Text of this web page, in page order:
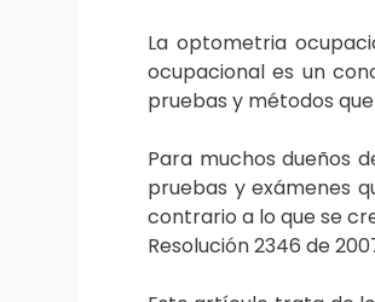
La optometria
ocupacional es un
pruebas y métodos
Para muchos dueños
pruebas y exámenes
contrario a lo que se
Resolución 2346 de